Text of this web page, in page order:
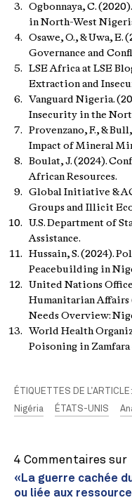
Ogbonnaya, C.
in North-West
Osawe, O., & Uwa, E.
Governance and
LSE Africa at LSE
Extraction and
Vanguard Nigeria.
Insecurity in the
Provenzano, F., &
Impact of Mineral
Boulat, J. (2024).
African Resources.
Global Initiative &
Groups and Illicit
U.S. Department of
Assistance.
Hussain, S. (2024).
Peacebuilding in
United Nations
Humanitarian Affairs
Needs Overview:
World Health
Poisoning in
ÉTIQUETTES DE L’ARTICLE:
Nigéria
ÉTATS-UNIS
4 Commentaires sur
«La guerre cachée
ou liée aux